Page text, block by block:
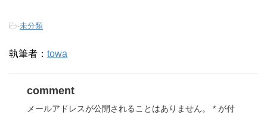
-未分類
執筆者： towa
comment
メールアドレスが公開されることはありません。 * が付